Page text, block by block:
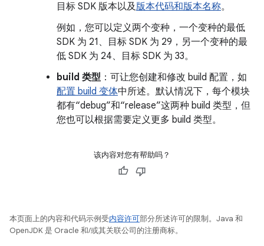
目标 SDK 版本以及版本代码和版本名称。
例如，您可以定义两个变种，一个变种的最低
SDK 为 21、目标 SDK 为 29，另一个变种的最
低 SDK 为 24、目标 SDK 为 33。
build 类型 ：可让您创建和修改 build 配置，如
配置 build 变体中所述。默认情况下，每个模块
都有“debug”和“release”这两种 build 类型，但
您也可以根据需要定义更多 build 类型。
该内容对您有帮助吗？
本页面上的内容和代码示例受内容许可部分所述许可的限制。Java 和
OpenJDK 是 Oracle 和/或其关联公司的注册商标。